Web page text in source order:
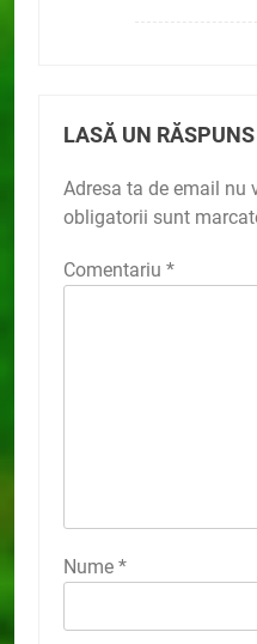
LASĂ UN RĂSPUNS
Adresa ta de email nu
obligatorii sunt
Comentariu *
Nume *